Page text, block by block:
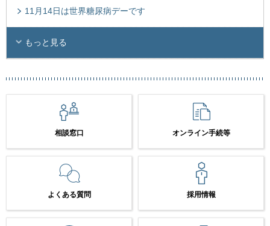
11月14日は世界糖尿病デーです
もっと見る
相談窓口 オンライン手続等
よくある質問 採用情報